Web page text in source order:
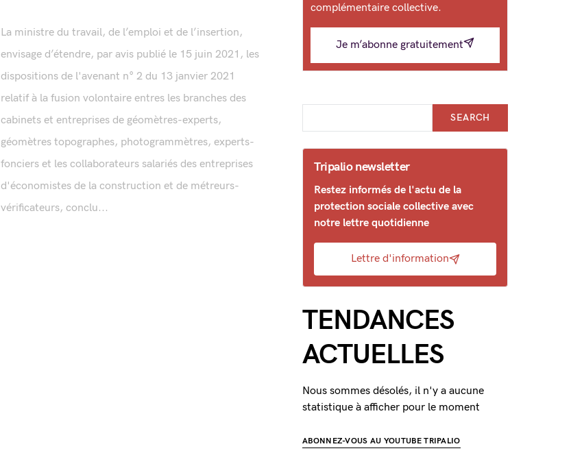
La ministre du travail, de l’emploi et de l’insertion,
envisage d’étendre, par avis publié le 15 juin 2021, les
dispositions de l'avenant n° 2 du 13 janvier 2021
relatif à la fusion volontaire entres les branches des
cabinets et entreprises de géomètres-experts,
géomètres topographes, photogrammètres, experts-
fonciers et les collaborateurs salariés des entreprises
d'économistes de la construction et de métreurs-
vérificateurs, conclu...
complémentaire collective.
Je m’abonne gratuitement
SEARCH
Tripalio newsletter
Restez informés de l'actu de la
protection sociale collective avec
notre lettre quotidienne
Lettre d'information
TENDANCES
ACTUELLES
Nous sommes désolés, il n'y a aucune
statistique à afficher pour le moment
ABONNEZ-VOUS AU YOUTUBE TRIPALIO